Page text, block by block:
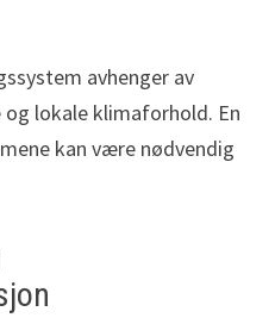
avhenger av
lokale klimaforhold. En
kan være nødvendig